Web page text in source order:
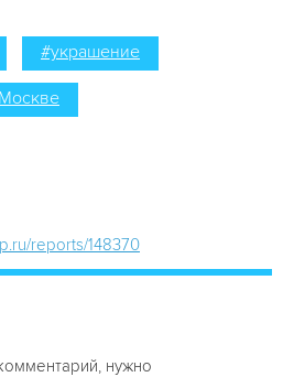
#украшение
reports/148370
нужно